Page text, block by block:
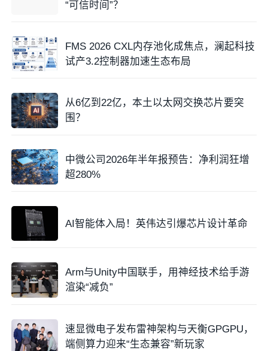
“可信时间”？
FMS 2026 CXL内存池化成焦点，澜起科技
试产3.2控制器加速生态布局
从6亿到22亿，本土以太网交换芯片要突
围？
中微公司2026年半年报预告：净利润狂增
超280%
AI智能体入局！英伟达引爆芯片设计革命
Arm与Unity中国联手，用神经技术给手游
渲染“减负”
速显微电子发布雷神架构与天衡GPGPU，
端侧算力迎来“生态兼容”新玩家